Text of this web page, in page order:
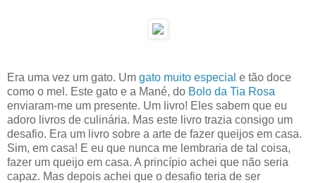
Era uma vez um gato. Um gato muito especial e tão doce
como o mel. Este gato e a Mané, do Bolo da Tia Rosa
enviaram-me um presente. Um livro! Eles sabem que eu
adoro livros de culinária. Mas este livro trazia consigo um
desafio. Era um livro sobre a arte de fazer queijos em casa.
Sim, em casa! E eu que nunca me lembraria de tal coisa,
fazer um queijo em casa. A princípio achei que não seria
capaz. Mas depois achei que o desafio teria de ser